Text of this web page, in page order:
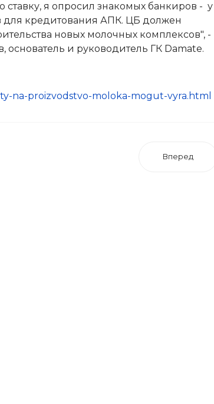
я опросил знакомых банкиров - у
для кредитования АПК. ЦБ должен
новых молочных комплексов", -
и руководитель ГК Damate.
na-proizvodstvo-moloka-mogut-vyra.html
Вперед